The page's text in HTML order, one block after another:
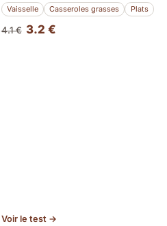
Vaisselle
Casseroles grasses Plats
4.1 € 3.2 €
Voir le test →